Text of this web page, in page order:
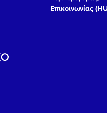
Επικοινωνίας